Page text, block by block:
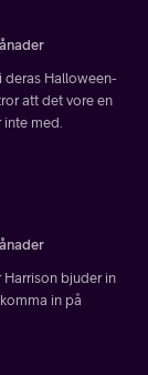
deras Halloween-
att det vore en
inte med.
Harrison bjuder in
in på